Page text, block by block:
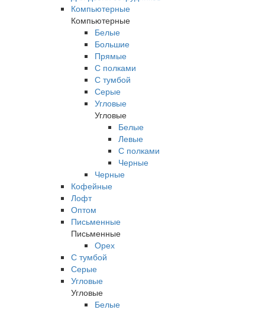
Компьютерные
Компьютерные
Белые
Большие
Прямые
С полками
С тумбой
Серые
Угловые
Угловые
Белые
Левые
С полками
Черные
Черные
Кофейные
Лофт
Оптом
Письменные
Письменные
Орех
С тумбой
Серые
Угловые
Угловые
Белые